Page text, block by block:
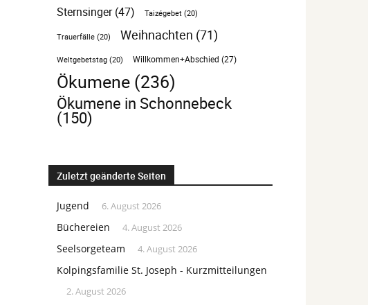
Sternsinger(47) Taizégebet (20)
Trauerfälle (20) Weihnachten (71)
Weltgebetstag (20) Willkommen+Abschied (27)
Ökumene (236)
Ökumene in Schonnebeck
(150)
Zuletzt geänderte Seiten
Jugend 6. August 2026
Büchereien 4. August 2026
Seelsorgeteam 4. August 2026
Kolpingsfamilie St. Joseph - Kurzmitteilungen
2. August 2026